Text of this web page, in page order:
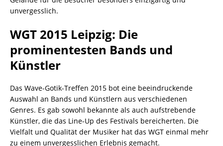
unvergesslich.
WGT 2015 Leipzig: Die
prominentesten Bands und
Künstler
Das Wave-Gotik-Treffen 2015 bot eine beeindruckende
Auswahl an Bands und Künstlern aus verschiedenen
Genres. Es gab sowohl bekannte als auch aufstrebende
Künstler, die das Line-Up des Festivals bereicherten. Die
Vielfalt und Qualität der Musiker hat das WGT einmal mehr
zu einem unvergesslichen Erlebnis gemacht.